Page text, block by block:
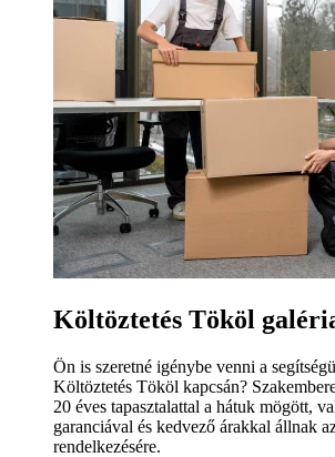
Költöztetés Tököl
Ön is szeretné igénybe venni a
Költöztetés Tököl kapcsán?
20 éves tapasztalattal a hátuk mögött,
garanciával és kedvező árakkal állnak
rendelkezésére.